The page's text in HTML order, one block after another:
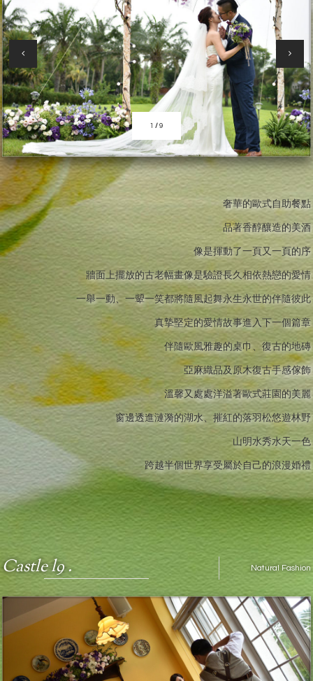
1 / 9
奢華的歐式自助餐點
品著香醇釀造的美酒
像是揮動了一頁又一頁的序
牆面上擺放的古老幅畫像是驗證長久相依熱戀的愛情
一舉一動、一顰一笑都將隨風起舞永生永世的伴隨彼此
真摯堅定的愛情故事進入下一個篇章
伴隨歐風雅趣的桌巾、復古的地磚
亞麻織品及原木復古手感傢飾
溫馨又處處洋溢著歐式莊園的美麗
窗邊透進漣漪的湖水、摧紅的落羽松悠遊林野
山明水秀水天一色
跨越半個世界享受屬於自己的浪漫婚禮
Castle l9 . Natural Fashion